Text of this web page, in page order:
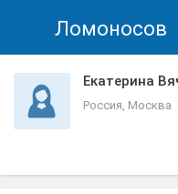
Ломоносов
Екатерина
Россия, Москва